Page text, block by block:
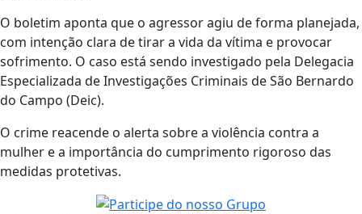
O boletim aponta que o agressor agiu de forma planejada,
com intenção clara de tirar a vida da vítima e provocar
sofrimento. O caso está sendo investigado pela Delegacia
Especializada de Investigações Criminais de São Bernardo
do Campo (Deic).
O crime reacende o alerta sobre a violência contra a
mulher e a importância do cumprimento rigoroso das
medidas protetivas.